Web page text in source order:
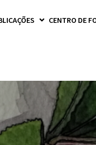
CENTRO DE